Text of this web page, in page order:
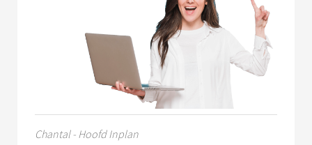
Chantal - Hoofd Inplan